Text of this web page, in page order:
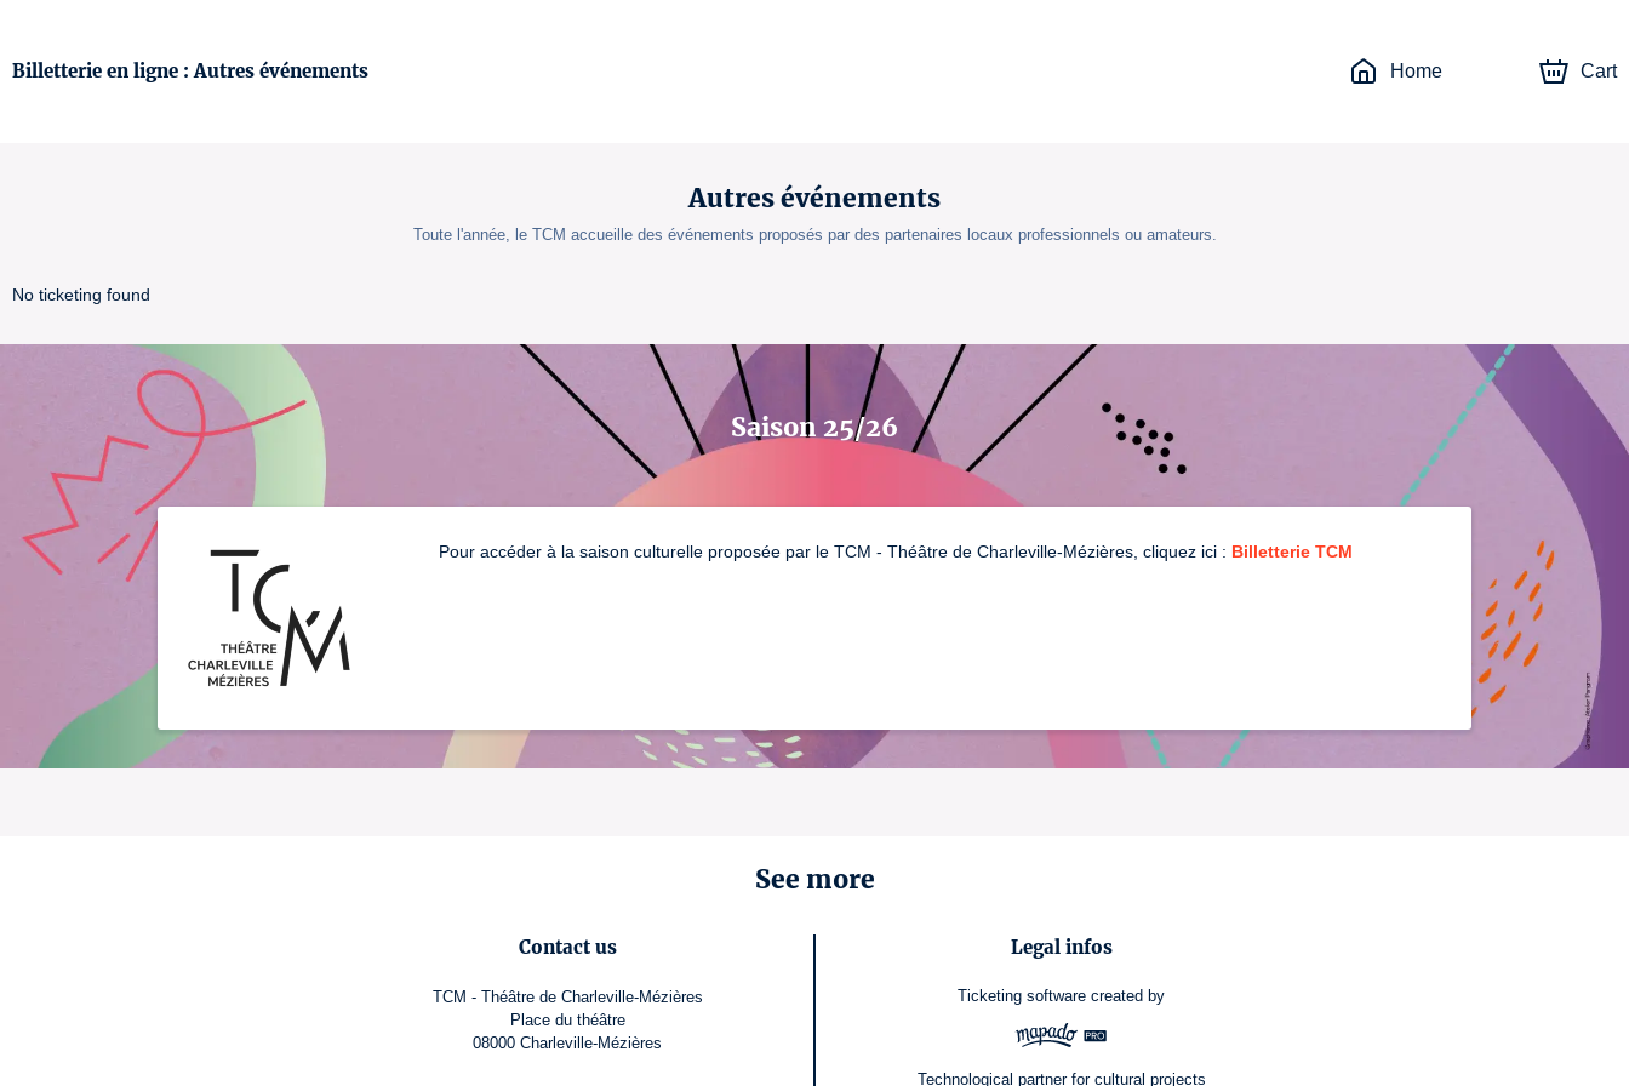
Billetterie en ligne : Autres événements Home Cart
Autres événements
Toute l'année, le TCM accueille des événements proposés par des partenaires locaux professionnels ou amateurs.
No ticketing found
Saison 25/26
Pour accéder à la saison culturelle proposée par le TCM - Théâtre de Charleville-Mézières, cliquez ici : Billetterie TCM
See more
Contact us
TCM - Théâtre de Charleville-Mézières
Place du théâtre
08000 Charleville-Mézières
Legal infos
Ticketing software created by
Technological partner for cultural projects